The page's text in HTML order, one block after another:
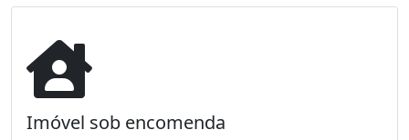
Imóvel sob encomenda